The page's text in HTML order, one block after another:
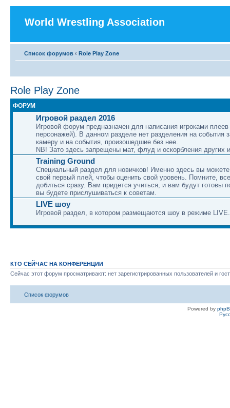
World Wrestling Association
Список форумов ‹ Role Play Zone
Role Play Zone
ФОРУМ
Игровой раздел 2016
Игровой форум предназначен для написания игроками
персонажей). В данном разделе нет разделения на события
камеру и на события, произошедшие без нее.
NB! Зато здесь запрещены мат, флуд и оскорбления других
Training Ground
Специальный раздел для новичков! Именно здесь вы можете
свой первый плей, чтобы оценить свой уровень. Помните,
добиться сразу. Вам придется учиться, и вам будут готовы
вы будете прислушиваться к советам.
LIVE шоу
Игровой раздел, в котором размещаются шоу в режиме LIVE.
КТО СЕЙЧАС НА КОНФЕРЕНЦИИ
Сейчас этот форум просматривают: нет зарегистрированных пользователей и
Список форумов
Powered by